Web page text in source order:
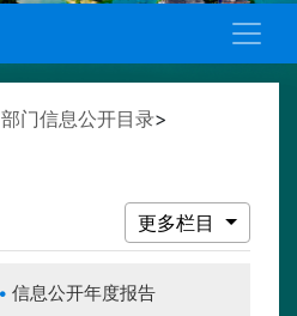
部门信息公开目录>
更多栏目
信息公开年度报告